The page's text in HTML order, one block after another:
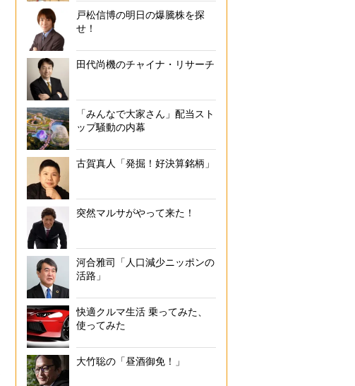
戸松信博の明日の爆騰株を探
せ！
田代尚機のチャイナ・リサーチ
「みんなで大家さん」配当スト
ップ騒動の内幕
古賀真人「発掘！好決算銘柄」
突然マルサがやって来た！
河合雅司「人口減少ニッポンの
活路」
快適クルマ生活 乗ってみた、
使ってみた
大竹聡の「昼酒御免！」